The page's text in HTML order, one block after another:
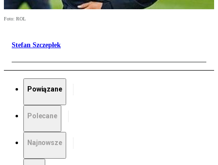
Foto: ROL
Stefan Szczepłek
Powiązane
Polecane
Najnowsze